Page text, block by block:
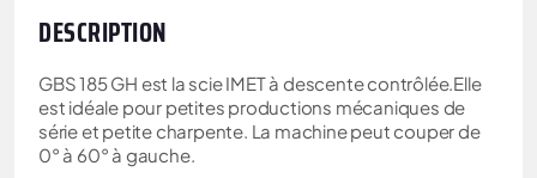
DESCRIPTION
GBS 185 GH est la scie IMET à descente contrôlée.Elle
est idéale pour petites productions mécaniques de
série et petite charpente. La machine peut couper de
0° à 60° à gauche.